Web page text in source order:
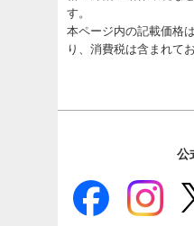
す。
本ページ内の記載価格
り、消費税は含まれて
公